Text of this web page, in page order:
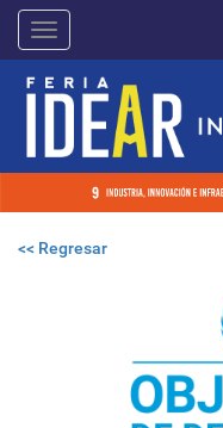
Pasar
contenido
principal
IDEAR
<< Regresar